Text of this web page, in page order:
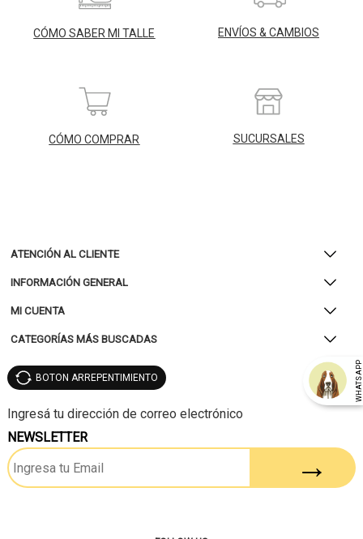
CÓMO SABER MI TALLE ENVÍOS & CAMBIOS
CÓMO COMPRAR SUCURSALES
ATENCIÓN AL CLIENTE
INFORMACIÓN GENERAL
MI CUENTA
CATEGORÍAS MÁS BUSCADAS
WHATSAPP
BOTON ARREPENTIMIENTO
NEWSLETTER